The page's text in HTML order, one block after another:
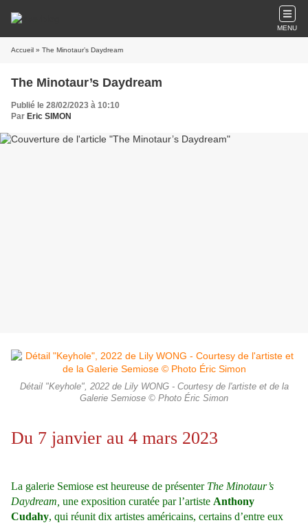
MENU
Accueil » The Minotaur’s Daydream
The Minotaur’s Daydream
Publié le 28/02/2023 à 10:10
Par Eric SIMON
Détail "Keyhole", 2022 de Lily WONG - Courtesy de l'artiste et de la
Galerie Semiose © Photo Éric Simon
Du 7 janvier au 4 mars 2023
La galerie Semiose est heureuse de présenter The Minotaur’s
Daydream, une exposition curatée par l’artiste Anthony
Cudahy, qui réunit dix artistes américains, certains d’entre eux